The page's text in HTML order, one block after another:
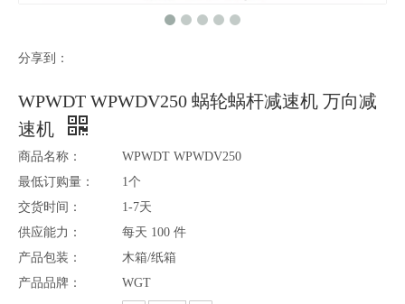
分享到：
WPWDT WPWDV250 蜗轮蜗杆减速机 万向减
速机
商品名称：
WPWDT WPWDV250
最低订购量：
1个
交货时间：
1-7天
供应能力：
每天 100 件
产品包装：
木箱/纸箱
产品品牌：
WGT